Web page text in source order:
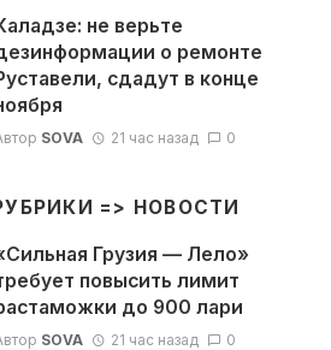
не верьте
о ремонте
сдадут в конце
SOVA 21 час назад 0
=> НОВОСТИ
Грузия — Лело»
повысить лимит
до 900 лари
SOVA 21 час назад 0